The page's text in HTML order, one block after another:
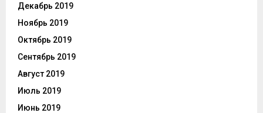
Декабрь 2019
Ноябрь 2019
Октябрь 2019
Сентябрь 2019
Август 2019
Июль 2019
Июнь 2019